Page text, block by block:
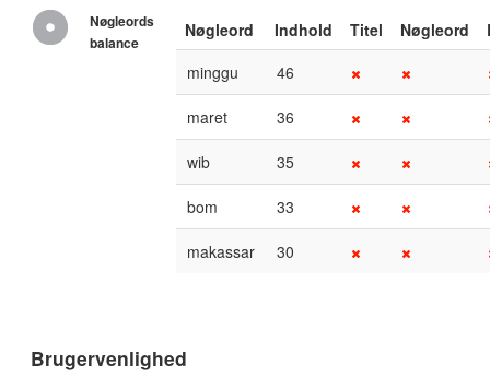
Nøgleords
balance
Nøgleord Indhold Titel Nøgleord
minggu
46
maret 36
wib 35
bom 33
makassar 30
Brugervenlighed